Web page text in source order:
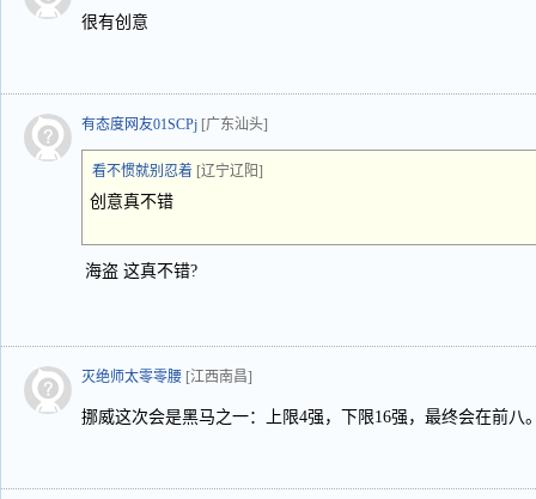
很有创意
有态度网友01SCPj [广东汕头]
看不惯就别忍着 [辽宁辽阳]
创意真不错
海盗 这真不错?
灭绝师太零零腰 [江西南昌]
挪威这次会是黑马之一：上限4强，下限16强，最终会在前八